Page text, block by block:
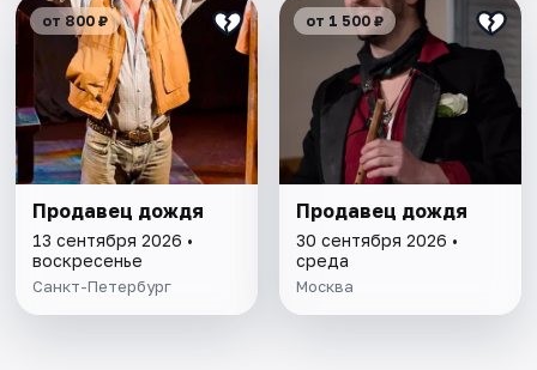
от 800 ₽
Продавец дождя
13 сентября 2026 •
воскресенье
Санкт-Петербург
от 1 500 ₽
Продавец дождя
30 сентября 2026 •
среда
Москва